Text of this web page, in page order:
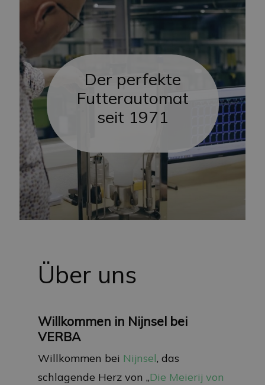
Der perfekte
Futterautomat
seit 1971
Über uns
Willkommen in Nijnsel bei
VERBA
Willkommen bei Nijnsel, das
schlagende Herz von „Die Meierij von